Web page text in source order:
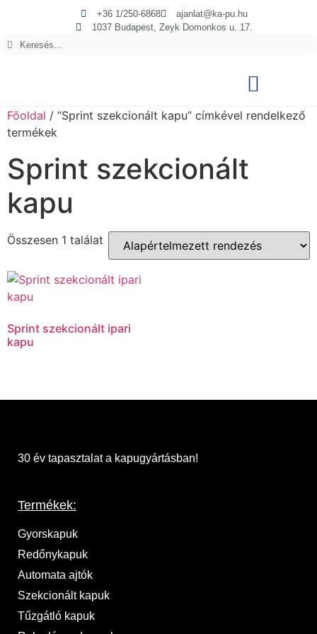
+36 1/250-6868
ajanlat@ka-pu.hu
1037 Budapest, Zeyk Domonkos u. 17.
Főoldal / “Sprint szekcionált kapu” címkével rendelkező
termékek
Sprint szekcionált
kapu
Összesen 1 találat
Sprint szekcionált ipari
kapu
30 év tapasztalat a kapugyártásban!
Termékek:
Gyorskapuk
Redőnykapuk
Automata ajtók
Szekcionált kapuk
Tűzgátló kapuk